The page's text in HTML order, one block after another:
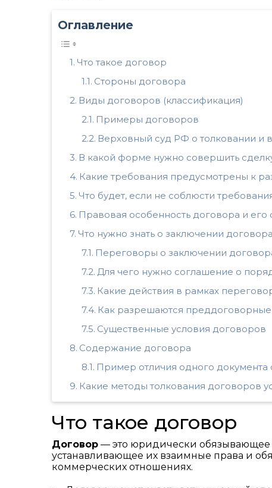
Оглавление
Что такое договор
Стороны договора
Виды договоров (классификация)
Примеры договоров
Верховный суд РФ о толковании и
В какой форме нужно совершить
Какие требования предусмотрены к
Что будет, если не соблюсти
Правовая особенность договора и
Что нужно знать о заключении договора
Переговоры о заключении
Для чего нужно соглашение о
Какие действия в рамках
Как разрешаются
Существенные условия договоров
Содержание договора
Пример отличия одного документа
Какие методы толкования договоров
Что такое договор
Договор — это юридически обязывающее
устанавливающее их взаимные права и
коммерческих отношениях.